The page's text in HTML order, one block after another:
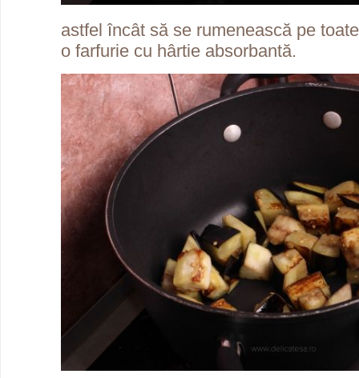
astfel încât să se rumenească pe
o farfurie cu hârtie absorbantă.